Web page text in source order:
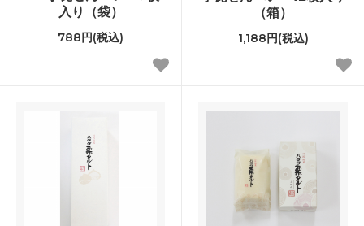
入り（袋）
788円(税込)
（箱）
1,188円(税込)